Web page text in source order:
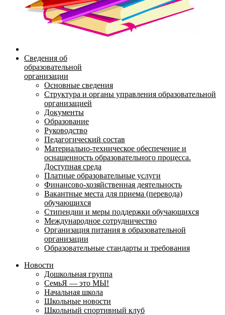
Сведения об
образовательной
организации
Основные сведения
Структура и органы управления образовательной
организацией
Документы
Образование
Руководство
Педагогический состав
Материально-техническое обеспечение и
оснащенность образовательного процесса.
Доступная среда
Платные образовательные услуги
Финансово-хозяйственная деятельность
Вакантные места для приема (перевода)
обучающихся
Стипендии и меры поддержки обучающихся
Международное сотрудничество
Организация питания в образовательной
организации
Образовательные стандарты и требования
Новости
Дошкольная группа
СемьЯ — это МЫ!
Начальная школа
Школьные новости
Школьный спортивный клуб